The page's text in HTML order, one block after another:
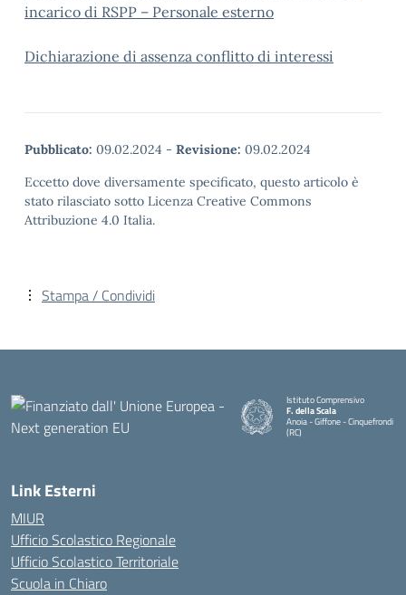
incarico di RSPP – Personale esterno
Dichiarazione di assenza conflitto di interessi
Pubblicato: 09.02.2024 - Revisione: 09.02.2024
Eccetto dove diversamente specificato, questo articolo è
stato rilasciato sotto Licenza Creative Commons
Attribuzione 4.0 Italia.
Stampa / Condividi
Istituto Comprensivo
F. della Scala
Anoia - Giffone - Cinquefrondi
(RC)
Link Esterni
MIUR
Ufficio Scolastico Regionale
Ufficio Scolastico Territoriale
Scuola in Chiaro